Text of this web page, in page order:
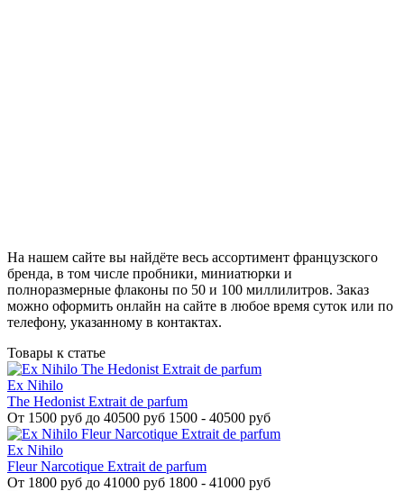
На нашем сайте вы найдёте весь ассортимент французского
бренда, в том числе пробники, миниатюрки и
полноразмерные флаконы по 50 и 100 миллилитров. Заказ
можно оформить онлайн на сайте в любое время суток или по
телефону, указанному в контактах.
Товары к статье
Ex Nihilo
The Hedonist Extrait de parfum
От 1500 руб до 40500 руб 1500 - 40500 руб
Ex Nihilo
Fleur Narcotique Extrait de parfum
От 1800 руб до 41000 руб 1800 - 41000 руб